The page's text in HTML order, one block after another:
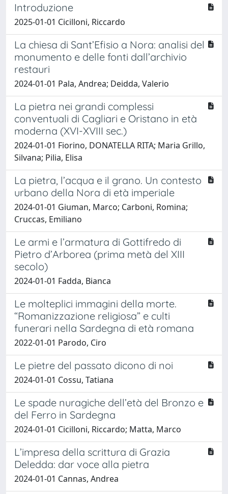
Introduzione
2025-01-01 Cicilloni, Riccardo
La chiesa di Sant’Efisio a Nora: analisi del
monumento e delle fonti dall’archivio
restauri
2024-01-01 Pala, Andrea; Deidda, Valerio
La pietra nei grandi complessi
conventuali di Cagliari e Oristano in età
moderna (XVI-XVIII sec.)
2024-01-01 Fiorino, DONATELLA RITA; Maria Grillo,
Silvana; Pilia, Elisa
La pietra, l’acqua e il grano. Un contesto
urbano della Nora di età imperiale
2024-01-01 Giuman, Marco; Carboni, Romina;
Cruccas, Emiliano
Le armi e l’armatura di Gottifredo di
Pietro d’Arborea (prima metà del XIII
secolo)
2024-01-01 Fadda, Bianca
Le molteplici immagini della morte.
“Romanizzazione religiosa” e culti
funerari nella Sardegna di età romana
2022-01-01 Parodo, Ciro
Le pietre del passato dicono di noi
2024-01-01 Cossu, Tatiana
Le spade nuragiche dell’età del Bronzo e
del Ferro in Sardegna
2024-01-01 Cicilloni, Riccardo; Matta, Marco
L’impresa della scrittura di Grazia
Deledda: dar voce alla pietra
2024-01-01 Cannas, Andrea